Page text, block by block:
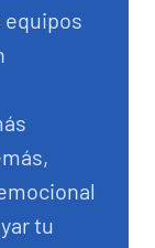
equipos
tu